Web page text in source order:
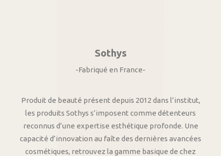
Sothys
-Fabriqué en France-
Produit de beauté présent depuis 2012 dans l’institut,
les produits Sothys s’imposent comme détenteurs
reconnus d’une expertise esthétique profonde. Une
capacité d’innovation au faîte des dernières avancées
cosmétiques, retrouvez la gamme basique de chez